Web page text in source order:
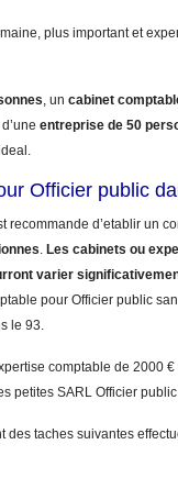
plus important et
, un cabinet
entreprise de 50
Officier public
d’etablir un
. Les cabinets ou
varier
pour Officier public
le 93.
comptable de 2000
petites SARL Officier
taches suivantes